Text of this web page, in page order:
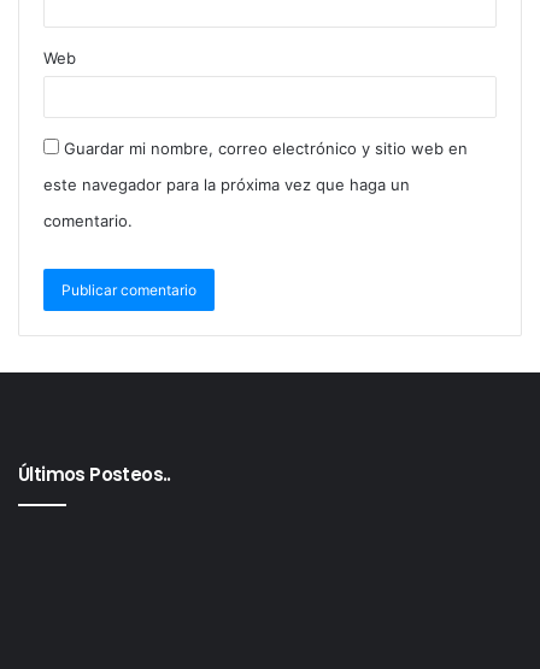
Web
Guardar mi nombre, correo electrónico y sitio web en
este navegador para la próxima vez que haga un
comentario.
Últimos Posteos..